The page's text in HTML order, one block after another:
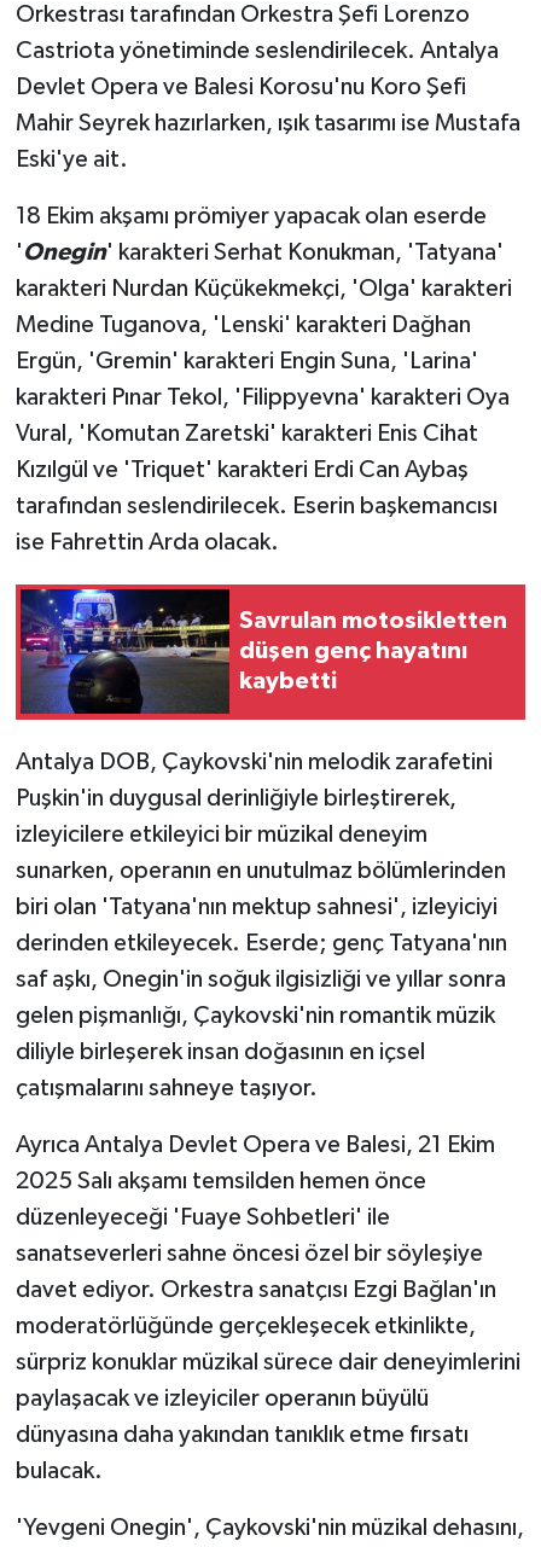
Orkestrası tarafından Orkestra Şefi Lorenzo
Castriota yönetiminde seslendirilecek. Antalya
Devlet Opera ve Balesi Korosu'nu Koro Şefi
Mahir Seyrek hazırlarken, ışık tasarımı ise Mustafa
Eski'ye ait.
18 Ekim akşamı prömiyer yapacak olan eserde
' Onegin' karakteri Serhat Konukman, 'Tatyana'
karakteri Nurdan Küçükekmekçi, 'Olga' karakteri
Medine Tuganova, 'Lenski' karakteri Dağhan
Ergün, 'Gremin' karakteri Engin Suna, 'Larina'
karakteri Pınar Tekol, 'Filippyevna' karakteri Oya
Vural, 'Komutan Zaretski' karakteri Enis Cihat
Kızılgül ve 'Triquet' karakteri Erdi Can Aybaş
tarafından seslendirilecek. Eserin başkemancısı
ise Fahrettin Arda olacak.
Savrulan motosikletten
düşen genç hayatını
kaybetti
Antalya DOB, Çaykovski'nin melodik zarafetini
Puşkin'in duygusal derinliğiyle birleştirerek,
izleyicilere etkileyici bir müzikal deneyim
sunarken, operanın en unutulmaz bölümlerinden
biri olan 'Tatyana'nın mektup sahnesi', izleyiciyi
derinden etkileyecek. Eserde; genç Tatyana'nın
saf aşkı, Onegin'in soğuk ilgisizliği ve yıllar sonra
gelen pişmanlığı, Çaykovski'nin romantik müzik
diliyle birleşerek insan doğasının en içsel
çatışmalarını sahneye taşıyor.
Ayrıca Antalya Devlet Opera ve Balesi, 21 Ekim
2025 Salı akşamı temsilden hemen önce
düzenleyeceği 'Fuaye Sohbetleri' ile
sanatseverleri sahne öncesi özel bir söyleşiye
davet ediyor. Orkestra sanatçısı Ezgi Bağlan'ın
moderatörlüğünde gerçekleşecek etkinlikte,
sürpriz konuklar müzikal sürece dair deneyimlerini
paylaşacak ve izleyiciler operanın büyülü
dünyasına daha yakından tanıklık etme fırsatı
bulacak.
'Yevgeni Onegin', Çaykovski'nin müzikal dehasını,